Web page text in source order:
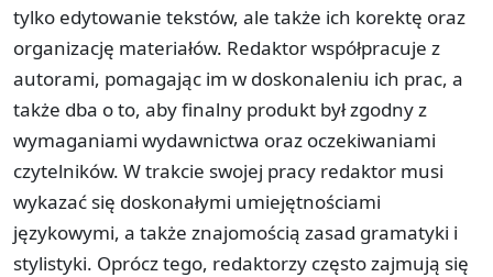
tylko edytowanie tekstów, ale także ich korektę oraz
organizację materiałów. Redaktor współpracuje z
autorami, pomagając im w doskonaleniu ich prac, a
także dba o to, aby finalny produkt był zgodny z
wymaganiami wydawnictwa oraz oczekiwaniami
czytelników. W trakcie swojej pracy redaktor musi
wykazać się doskonałymi umiejętnościami
językowymi, a także znajomością zasad gramatyki i
stylistyki. Oprócz tego, redaktorzy często zajmują się